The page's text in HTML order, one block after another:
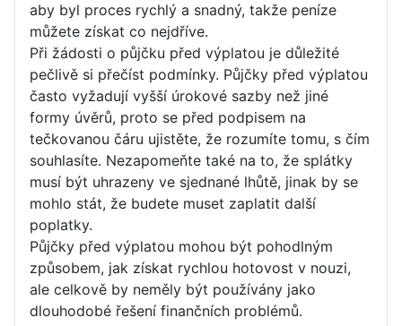
aby byl proces rychlý a snadný, takže peníze
můžete získat co nejdříve.
Při žádosti o půjčku před výplatou je důležité
pečlivě si přečíst podmínky. Půjčky před výplatou
často vyžadují vyšší úrokové sazby než jiné
formy úvěrů, proto se před podpisem na
tečkovanou čáru ujistěte, že rozumíte tomu, s čím
souhlasíte. Nezapomeňte také na to, že splátky
musí být uhrazeny ve sjednané lhůtě, jinak by se
mohlo stát, že budete muset zaplatit další
poplatky.
Půjčky před výplatou mohou být pohodlným
způsobem, jak získat rychlou hotovost v nouzi,
ale celkově by neměly být používány jako
dlouhodobé řešení finančních problémů.